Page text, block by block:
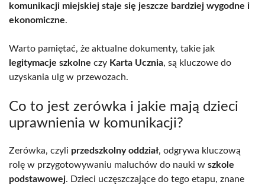
komunikacji miejskiej staje się jeszcze bardziej wygodne i
ekonomiczne.
Warto pamiętać, że aktualne dokumenty, takie jak
legitymacje szkolne czy Karta Ucznia, są kluczowe do
uzyskania ulg w przewozach.
Co to jest zerówka i jakie mają dzieci
uprawnienia w komunikacji?
Zerówka, czyli przedszkolny oddział, odgrywa kluczową
rolę w przygotowywaniu maluchów do nauki w szkole
podstawowej. Dzieci uczęszczające do tego etapu, znane